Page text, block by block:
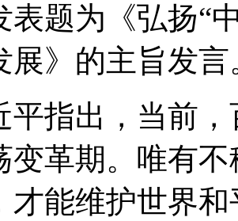
表题为《弘扬“
展》的主旨发
出，当前，
变革期。唯有
才能维护世界